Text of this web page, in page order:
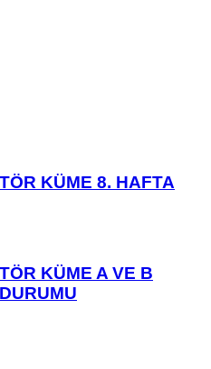
KÜME 8. HAFTA
KÜME A VE B